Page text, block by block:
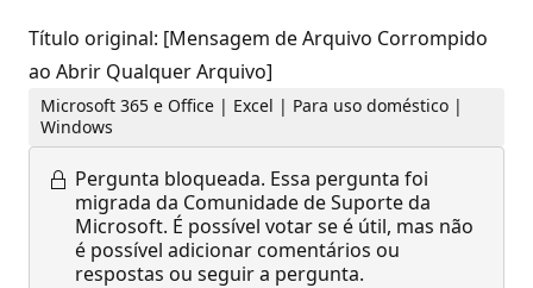
Título original: [Mensagem de Arquivo Corrompido
ao Abrir Qualquer Arquivo]
Microsoft 365 e Office | Excel | Para uso doméstico |
Windows
Pergunta bloqueada. Essa pergunta foi
migrada da Comunidade de Suporte da
Microsoft. É possível votar se é útil, mas não
é possível adicionar comentários ou
respostas ou seguir a pergunta.